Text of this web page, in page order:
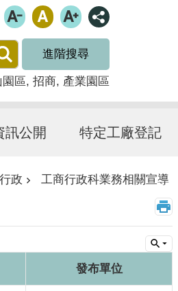
進階搜尋
園區 招商 產業園區
訊公開 特定工廠登記
政 工商行政科業務相關宣導
發布單位